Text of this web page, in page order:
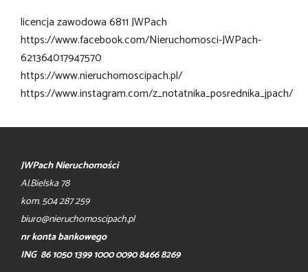
licencja zawodowa 6811 JWPach
https://www.facebook.com/Nieruchomosci-JWPach-
621364017947570
https://www.nieruchomoscipach.pl/
https://www.instagram.com/z_notatnika_posrednika_jpach/
JWPach Nieruchomości
Al.Bielska 78
kom. 504 287 259
biuro@nieruchomoscipach.pl
nr konta bankowego
ING 86 1050 1399 1000 0090 8466 8269